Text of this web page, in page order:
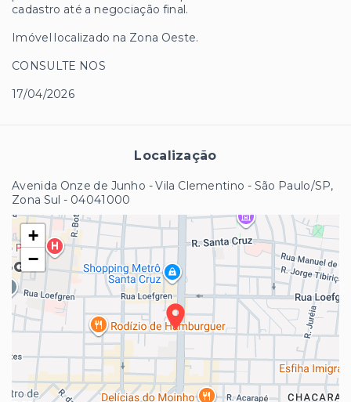
cadastro até a negociação final.
Imóvel localizado na Zona Oeste.
CONSULTE NOS
17/04/2026
Localização
Avenida Onze de Junho - Vila Clementino - São Paulo/SP,
Zona Sul - 04041000
+
−